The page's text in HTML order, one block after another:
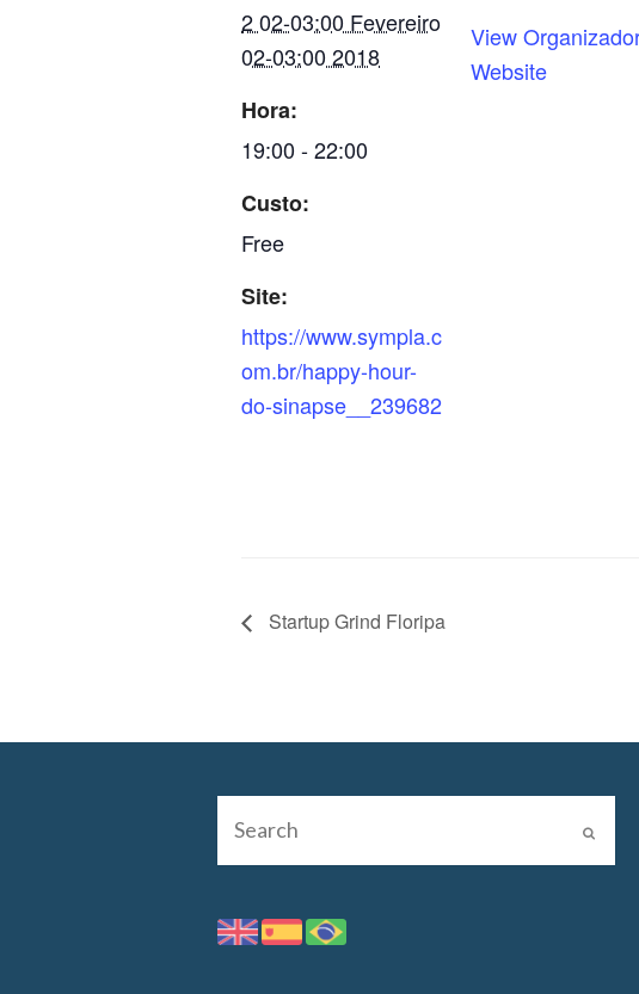
2 02-03:00 Fevereiro
02-03:00 2018
Hora:
19:00 - 22:00
Custo:
Free
Site:
https://www.sympla.c
om.br/happy-hour-
do-sinapse__239682
View
Website
Startup Grind Floripa